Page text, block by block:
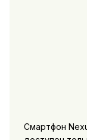
Смартфон